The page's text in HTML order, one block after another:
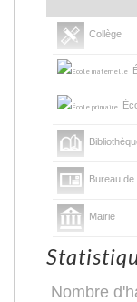
Collège
Bureau de
Mairie
Nombre